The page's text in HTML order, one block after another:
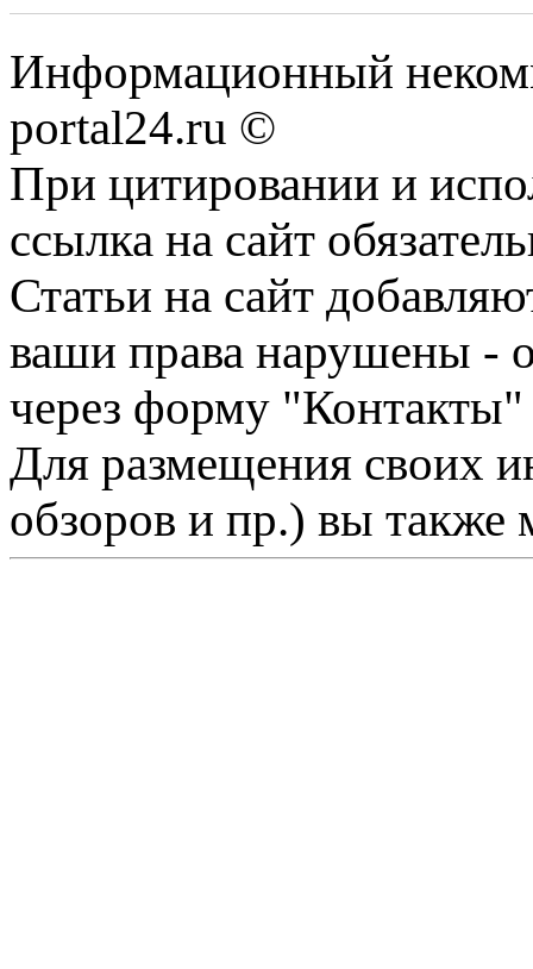
Информационный
portal24.ru ©
При цитировании и
ссылка на сайт
Статьи на сайт
ваши права нарушены -
через форму "Контакты"
Для размещения своих
обзоров и пр.) вы также